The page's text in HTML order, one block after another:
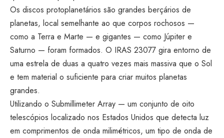
Os discos protoplanetários são grandes berçários de
planetas, local semelhante ao que corpos rochosos —
como a Terra e Marte — e gigantes — como Júpiter e
Saturno — foram formados. O IRAS 23077 gira entorno de
uma estrela de duas a quatro vezes mais massiva que o Sol
e tem material o suficiente para criar muitos planetas
grandes.
Utilizando o Submillimeter Array — um conjunto de oito
telescópios localizado nos Estados Unidos que detecta luz
em comprimentos de onda milimétricos, um tipo de onda de